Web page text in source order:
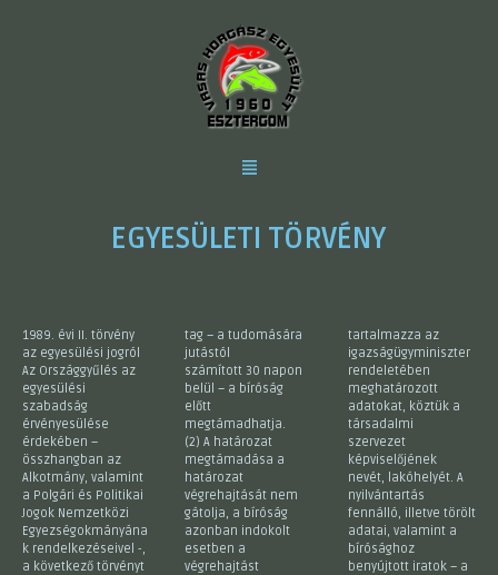
EGYESÜLETI TÖRVÉNY
1989. évi II. törvény
az egyesülési jogról
Az Országgyűlés az
egyesülési
szabadság
érvényesülése
érdekében –
összhangban az
Alkotmány, valamint
a Polgári és Politikai
Jogok Nemzetközi
Egyezségokmányána
k rendelkezéseivel -,
a következő törvényt
tag – a tudomására
jutástól
számított 30 napon
belül – a bíróság
előtt
megtámadhatja.
(2) A határozat
megtámadása a
határozat
végrehajtását nem
gátolja, a bíróság
azonban indokolt
esetben a
végrehajtást
tartalmazza az
igazságügyminiszter
rendeletében
meghatározott
adatokat, köztük a
társadalmi
szervezet
képviselőjének
nevét, lakóhelyét. A
nyilvántartás
fennálló, illetve törölt
adatai, valamint a
bírósághoz
benyújtott iratok – a